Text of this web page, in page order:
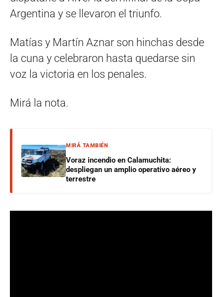
Argentina y se llevaron el triunfo.
Matías y Martín Aznar son hinchas desde
la cuna y celebraron hasta quedarse sin
voz la victoria en los penales.
Mirá la nota.
MIRÁ TAMBIÉN
Voraz incendio en Calamuchita:
despliegan un amplio operativo aéreo y
terrestre